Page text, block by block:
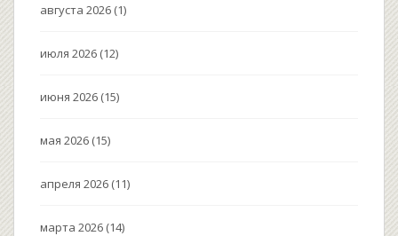
августа 2026 (1)
июля 2026 (12)
июня 2026 (15)
мая 2026 (15)
апреля 2026 (11)
марта 2026 (14)